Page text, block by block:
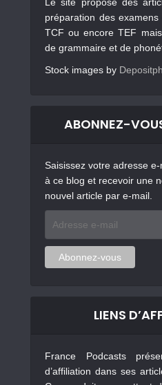
préparation des examens
TCF ou encore TEF
de grammaire et de
Stock images by
ABONNEZ-
Saisissez votre adresse
à ce blog et recevoir une
nouvel article par e-mail.
mail
Abonnez-vous
LIENS
France Podcasts
d’affiliation dans ses